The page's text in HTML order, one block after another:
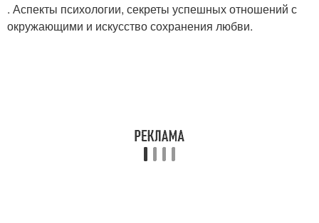
. Аспекты психологии, секреты успешных отношений с
окружающими и искусство сохранения любви.